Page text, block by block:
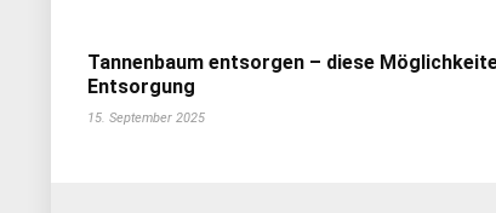
Tannenbaum entsorgen – diese
Entsorgung
15. September 2025